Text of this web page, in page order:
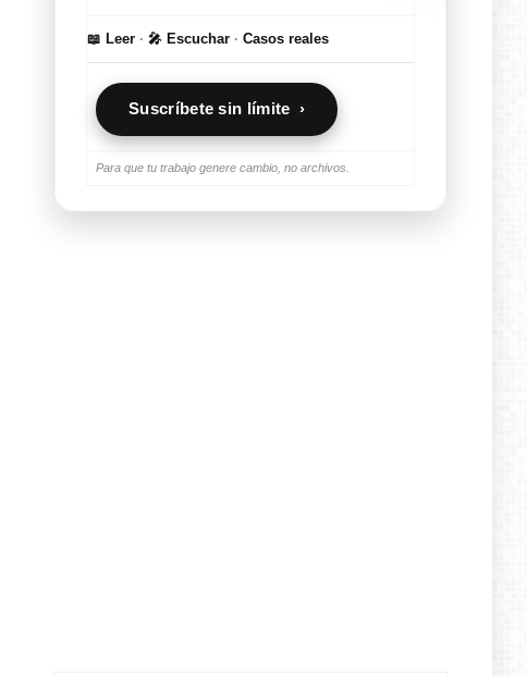
📖 Leer · 🎤 Escuchar · Casos reales
Suscríbete sin límite ›
Para que tu trabajo genere cambio, no archivos.